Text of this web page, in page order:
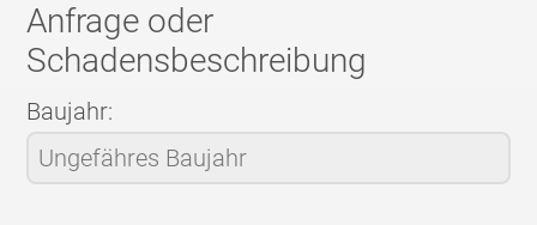
Anfrage oder
Schadensbeschreibung
Baujahr: